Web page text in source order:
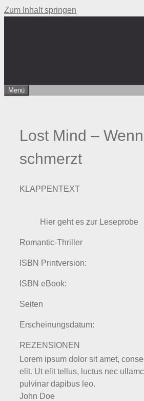
Zum Inhalt springen
Menü
Lost Mind –
schmerzt
KLAPPENTEXT
Hier geht es zur Leseprobe
Romantic-Thriller
ISBN Printversion:
ISBN eBook:
Seiten
Erscheinungsdatum:
REZENSIONEN
Lorem ipsum dolor sit amet,
elit. Ut elit tellus, luctus nec
pulvinar dapibus leo.
John Doe